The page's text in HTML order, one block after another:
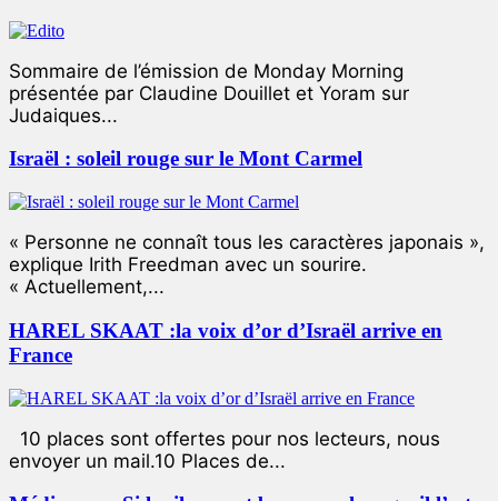
Sommaire de l’émission de Monday Morning
présentée par Claudine Douillet et Yoram sur
Judaiques...
Israël : soleil rouge sur le Mont Carmel
« Personne ne connaît tous les caractères japonais »,
explique Irith Freedman avec un sourire.
« Actuellement,...
HAREL SKAAT :la voix d’or d’Israël arrive en
France
10 places sont offertes pour nos lecteurs, nous
envoyer un mail.10 Places de...